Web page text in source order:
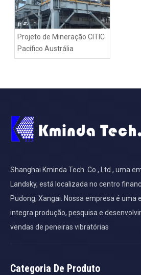
Projeto de Mineração CITIC
Pacífico Austrália
Shanghai Kminda Tech. Co., Ltd., uma
Landsky, está localizada no centro
Pudong, Xangai. Nossa empresa é uma
integra produção, pesquisa e
vendas de peneiras vibratórias
Categoria De Produto